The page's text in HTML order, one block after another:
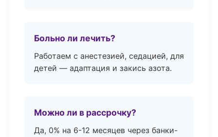
Больно ли лечить?
Работаем с анестезией, седацией, для
детей — адаптация и закись азота.
Можно ли в рассрочку?
Да, 0% на 6-12 месяцев через банки-